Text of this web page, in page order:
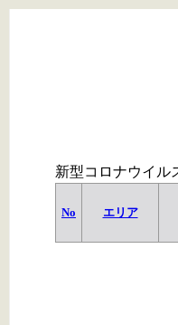
新型コロナウイル
No エリア